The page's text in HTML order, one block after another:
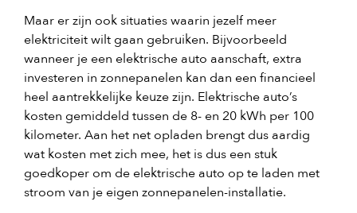
Maar er zijn ook situaties waarin jezelf meer
elektriciteit wilt gaan gebruiken. Bijvoorbeeld
wanneer je een elektrische auto aanschaft, extra
investeren in zonnepanelen kan dan een financieel
heel aantrekkelijke keuze zijn. Elektrische auto’s
kosten gemiddeld tussen de 8- en 20 kWh per 100
kilometer. Aan het net opladen brengt dus aardig
wat kosten met zich mee, het is dus een stuk
goedkoper om de elektrische auto op te laden met
stroom van je eigen zonnepanelen-installatie.